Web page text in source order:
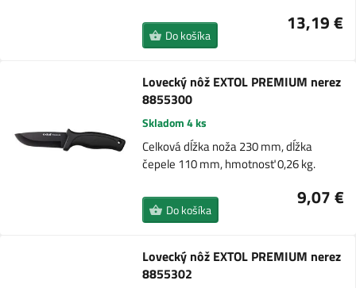
13,19 €
Do košíka
Lovecký nôž EXTOL PREMIUM nerez
8855300
Skladom 4 ks
Celková dĺžka noža 230 mm, dĺžka
čepele 110 mm, hmotnosť 0,26 kg.
9,07 €
Do košíka
Lovecký nôž EXTOL PREMIUM nerez
8855302